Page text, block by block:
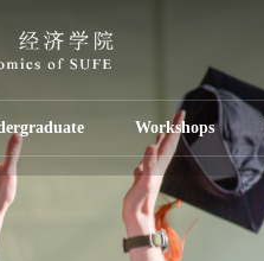
Workshops